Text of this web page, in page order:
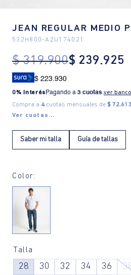
JEAN REGULAR MEDIO
532H800-AZU174021
$ 319.900$ 239.925
$ 223.930
0% InterésPagando a 3 cuotas.ver
Compra a 4cuotas mensuales de $
Ver cuotas...
Saber mi talla Guía de tallas
Color:
Talla
28 30 32 34 36